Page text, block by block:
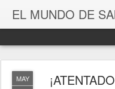
EL MUNDO DE
MAY